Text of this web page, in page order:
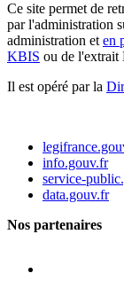
Ce site permet de
par l'administration
administration et en
KBIS ou de l'extrait
Il est opéré par la
info.gouv.fr
service-
data.gouv.fr
Nos partenaires